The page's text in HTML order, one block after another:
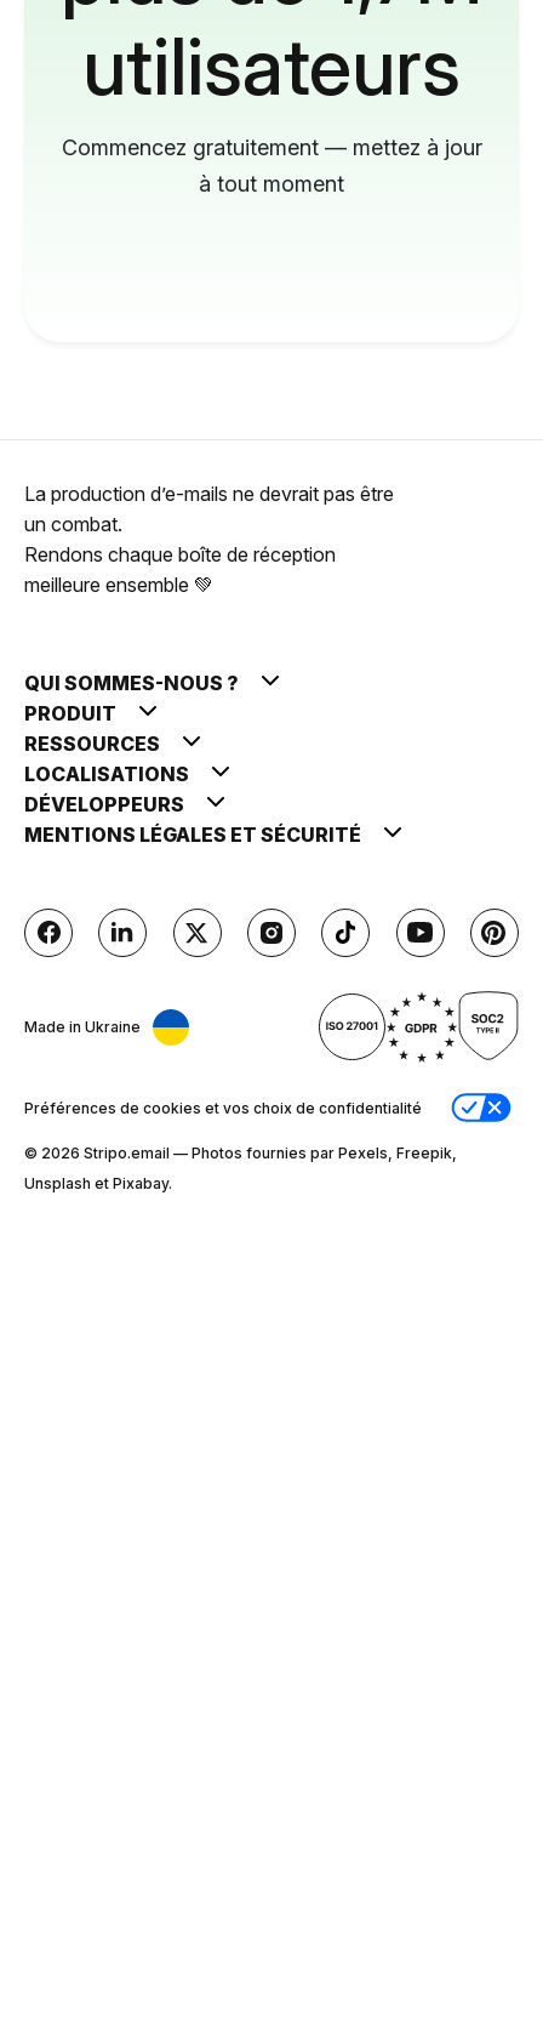
utilisateurs
Commencez gratuitement — mettez à jour
à tout moment
La production d’e-mails ne devrait pas être
un combat.
Rendons chaque boîte de réception
meilleure ensemble 💚
QUI SOMMES-NOUS ?
PRODUIT
RESSOURCES
LOCALISATIONS
DÉVELOPPEURS
MENTIONS LÉGALES ET SÉCURITÉ
Made in Ukraine
Préférences de cookies et vos choix de confidentialité
© 2026 Stripо.email — Photos fournies par Pexels, Freepik,
Unsplash et Pixabay.